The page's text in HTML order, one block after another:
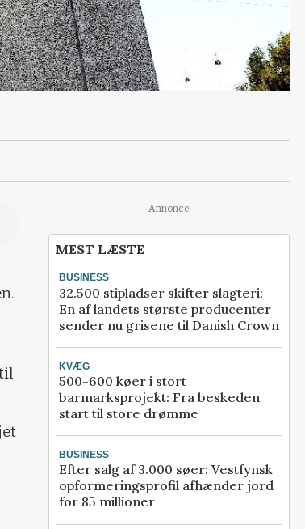
Annonce
MEST LÆSTE
BUSINESS
32.500 stipladser skifter slagteri:
En af landets største producenter
sender nu grisene til Danish Crown
KVÆG
500-600 køer i stort
barmarksprojekt: Fra beskeden
start til store drømme
BUSINESS
Efter salg af 3.000 søer: Vestfynsk
opformeringsprofil afhænder jord
for 85 millioner